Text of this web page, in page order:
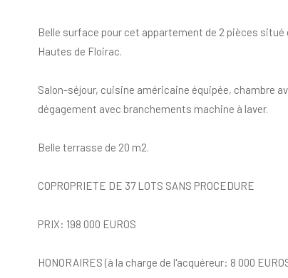
Belle surface pour cet appartement de 2 pièces situé
Hautes de Floirac.
Salon-séjour, cuisine américaine équipée, chambre
dégagement avec branchements machine à laver.
Belle terrasse de 20 m2.
COPROPRIETE DE 37 LOTS SANS PROCEDURE
PRIX: 198 000 EUROS
HONORAIRES (à la charge de l'acquéreur: 8 000